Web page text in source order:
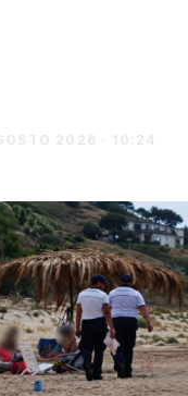
2026 · 10:24